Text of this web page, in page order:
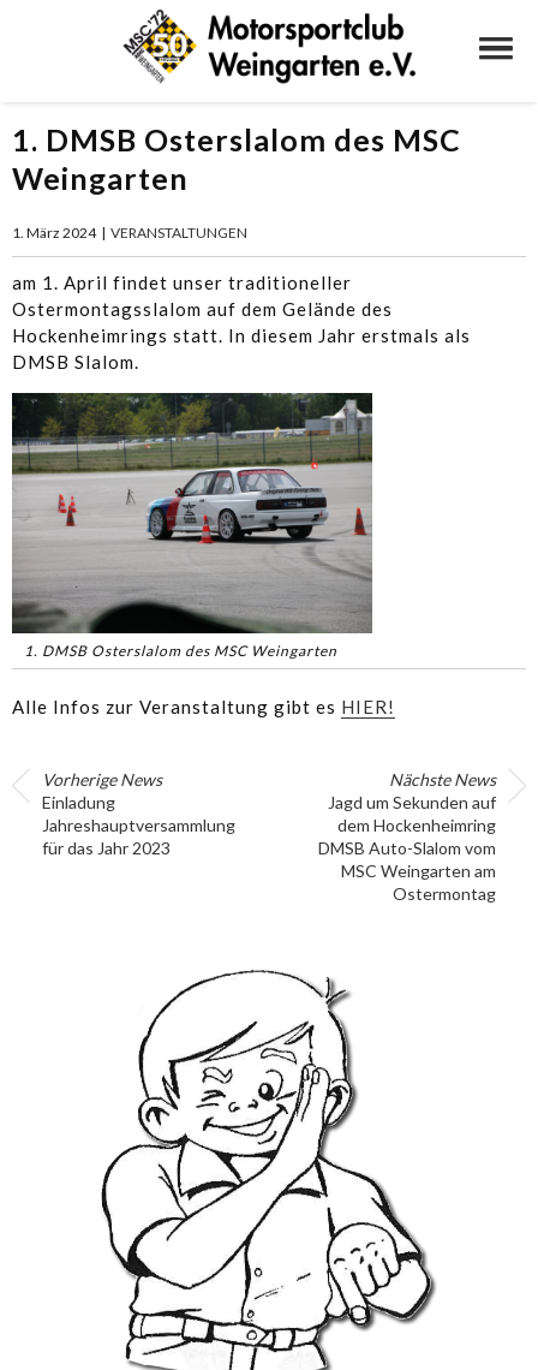
1. DMSB Osterslalom des MSC
Weingarten
1. März 2024| VERANSTALTUNGEN
am 1. April findet unser traditioneller
Ostermontagsslalom auf dem Gelände des
Hockenheimrings statt. In diesem Jahr erstmals als
DMSB Slalom.
1. DMSB Osterslalom des MSC Weingarten
Alle Infos zur Veranstaltung gibt es HIER!
Vorherige News
Einladung
Jahreshauptversammlung
für das Jahr 2023
Nächste News
Jagd um Sekunden auf
dem Hockenheimring
DMSB Auto-Slalom vom
MSC Weingarten am
Ostermontag